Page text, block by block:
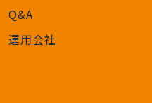
Q&A
運用会社